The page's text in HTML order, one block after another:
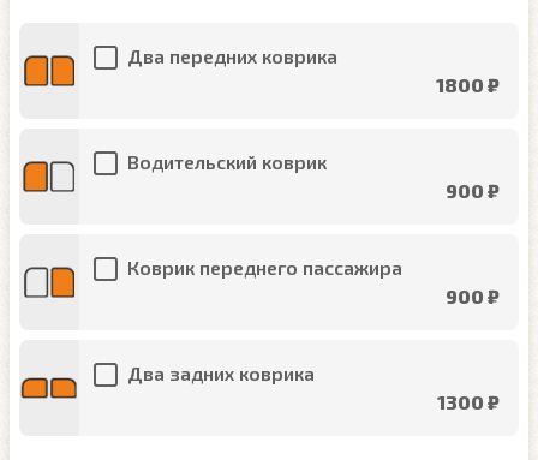
Два передних коврика
1800 ₽
Водительский коврик
900 ₽
Коврик переднего пассажира
900 ₽
Два задних коврика
1300 ₽